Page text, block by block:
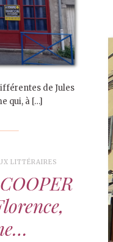
de Jules
qui, à […]
LITTÉRAIRES